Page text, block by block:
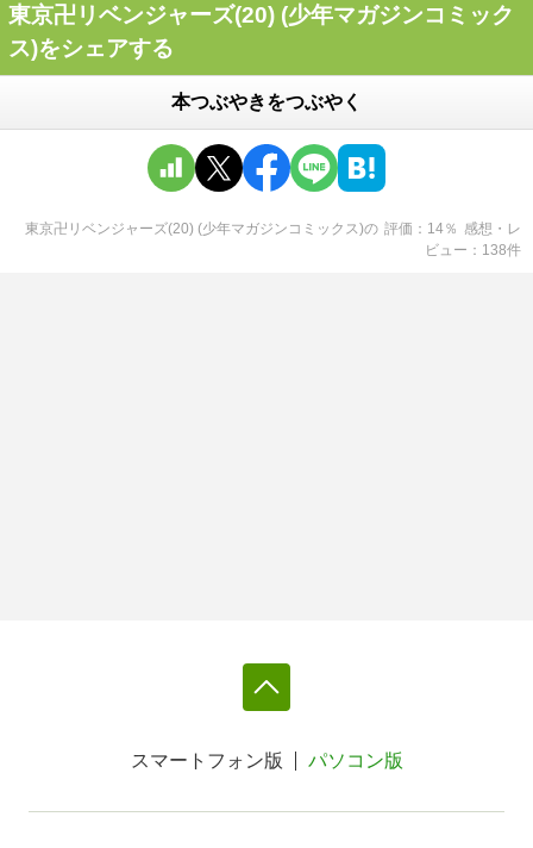
東京卍リベンジャーズ(20) (少年マガジンコミック
ス)をシェアする
本つぶやきをつぶやく
東京卍リベンジャーズ(20) (少年マガジンコミックス)の 評価 14％ 感想・レ
ビュー
138件
スマートフォン版 パソコン版